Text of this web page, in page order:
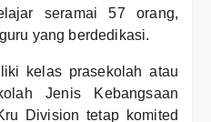
seramai 57 orang,
yang berdedikasi.
kelas prasekolah atau
Jenis Kebangsaan
Division tetap komited